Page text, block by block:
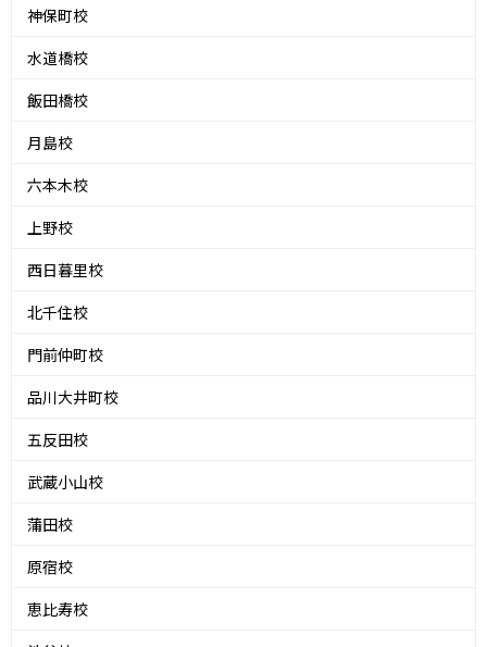
神保町校
水道橋校
飯田橋校
月島校
六本木校
上野校
西日暮里校
北千住校
門前仲町校
品川大井町校
五反田校
武蔵小山校
蒲田校
原宿校
恵比寿校